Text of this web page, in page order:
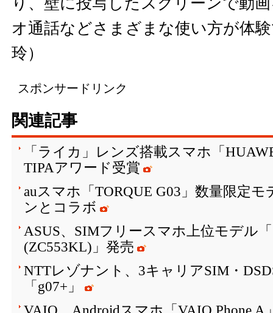
オ通話などさまざまな使い方が体
玲）
スポンサードリンク
関連記事
「ライカ」レンズ搭載スマホ「
TIPAアワード受賞
auスマホ「TORQUE G03」数量限定
ンとコラボ
ASUS、SIMフリースマホ上位モデル「
(ZC553KL)」発売
NTTレゾナント、3キャリアSIM・
「g07+」